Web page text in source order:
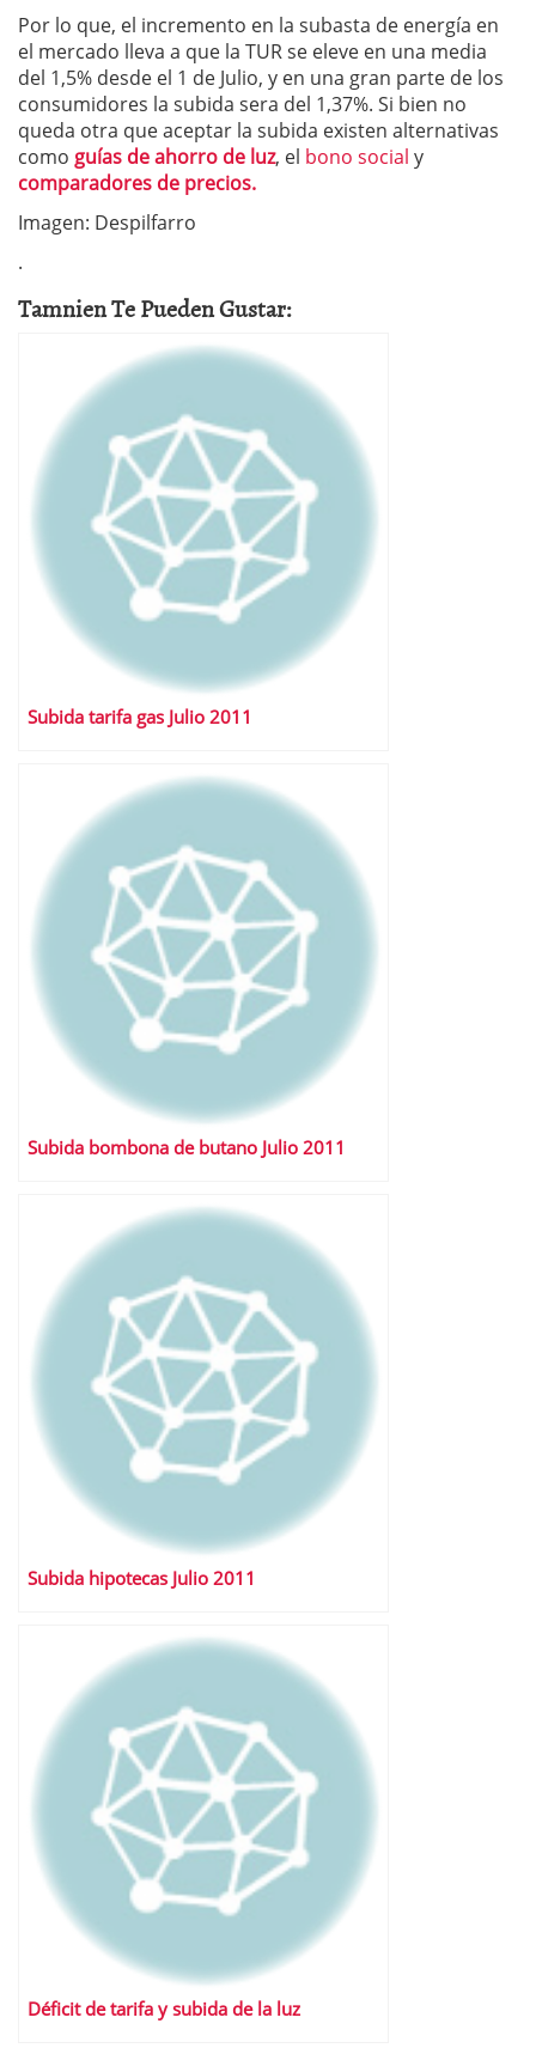
Por lo que, el incremento en la subasta de energía en
el mercado lleva a que la TUR se eleve en una media
del 1,5% desde el 1 de Julio, y en una gran parte de los
consumidores la subida sera del 1,37%. Si bien no
queda otra que aceptar la subida existen alternativas
como guías de ahorro de luz, el bono social y
comparadores de precios.
Imagen: Despilfarro
.
Tamnien Te Pueden Gustar:
Subida tarifa gas Julio 2011
Subida bombona de butano Julio 2011
Subida hipotecas Julio 2011
Déficit de tarifa y subida de la luz